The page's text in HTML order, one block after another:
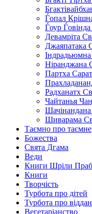
Ѓопал
Ѓоур
Девамріта
Джаяпатака
Ніранджана
Партха
Радханатх
Чайтанья
Шиварама
Таємно про таємне
Божества
Свята Дгама
Веди
Книги Шріли
Книги
Творчість
Турбота про дітей
Турбота про
Вегетаріанство